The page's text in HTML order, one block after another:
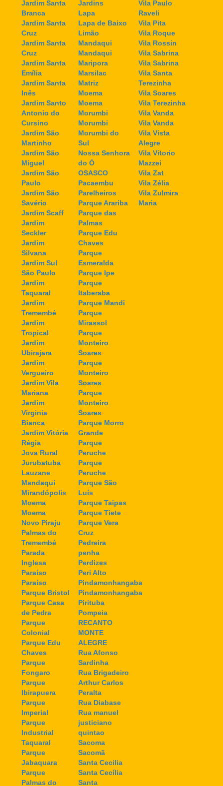
Jardim Santa
Branca
Jardim Santa
Cruz
Jardim Santa
Cruz
Jardim Santa
Emília
Jardim Santa
Inês
Jardim Santo
Antonio do
Cursino
Jardim São
Martinho
Jardim São
Miguel
Jardim São
Paulo
Jardim São
Savério
Jardim Scaff
Jardim
Seckler
Jardim
Silvana
Jardim Sul
São Paulo
Jardim
Taquaral
Jardim
Tremembé
Jardim
Tropical
Jardim
Ubirajara
Jardim
Vergueiro
Jardim Vila
Mariana
Jardim
Virginia
Bianca
Jardim Vitória
Régia
Jova Rural
Jurubatuba
Lauzane
Mandaqui
Mirandópolis
Moema
Moema
Novo Piraju
Palmas do
Tremembé
Parada
Inglesa
Paraíso
Paraíso
Parque Bristol
Parque Casa
de Pedra
Parque
Colonial
Parque Edu
Chaves
Parque
Fongaro
Parque
Ibirapuera
Parque
Imperial
Parque
Industrial
Taquaral
Parque
Jabaquara
Parque
Palmas do
Jardins
Lapa
Lapa de Baixo
Limão
Mandaqui
Mandaqui
Maripora
Marsilac
Matriz
Moema
Moema
Morumbi
Morumbi
Morumbi do
Sul
Nossa Senhora
do Ó
OSASCO
Pacaembu
Parelheiros
Parque Arariba
Parque das
Palmas
Parque Edu
Chaves
Parque
Esmeralda
Parque Ipe
Parque
Itaberaba
Parque Mandi
Parque
Mirassol
Parque
Monteiro
Soares
Parque
Monteiro
Soares
Parque
Monteiro
Soares
Parque Morro
Grande
Parque
Peruche
Parque
Peruche
Parque São
Luís
Parque Taipas
Parque Tiete
Parque Vera
Cruz
Pedreira
penha
Perdizes
Peri Alto
Pindamonhangaba
Pindamonhangaba
Pirituba
Pompeia
RECANTO
MONTE
ALEGRE
Rua Afonso
Sardinha
Rua Brigadeiro
Arthur Carlos
Peralta
Rua Diabase
Rua manuel
justiciano
quintao
Sacoma
Sacomã
Santa Cecilia
Santa Cecília
Santa
Vila Paulo
Raveli
Vila Pita
Vila Roque
Vila Rossin
Vila Sabrina
Vila Sabrina
Vila Santa
Terezinha
Vila Soares
Vila Terezinha
Vila Vanda
Vila Vanda
Vila Vista
Alegre
Vila Vitorio
Mazzei
Vila Zat
Vila Zélia
Vila Zulmira
Maria